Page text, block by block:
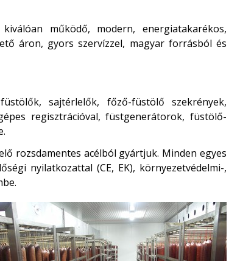
működő, modern, energiatakarékos,
áron, gyors szervízzel, magyar forrásból és
sajtérlelők, főző-füstölő szekrények,
regisztrációval, füstgenerátorok, füstölő-
rozsdamentes acélból gyártjuk. Minden egyes
nyilatkozattal (CE, EK), környezetvédelmi-,